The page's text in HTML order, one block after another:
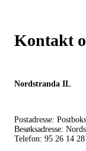
Kontakt
Nordstranda IL
Postadresse:
Besøksadresse:
Telefon: 95 26 14 28